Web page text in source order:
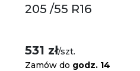
205 /55 R16
531 zł/szt.
Zamów do godz. 14